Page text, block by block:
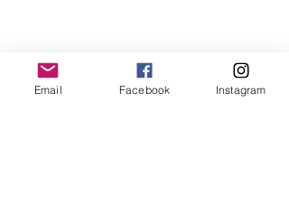
Email Facebook Instagram